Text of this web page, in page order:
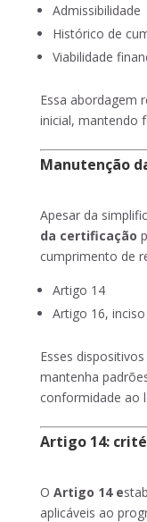
Admissibilidade
Histórico de
Viabilidade
Essa abordagem
inicial, mantendo
Manutenção
Apesar da
da certificação
cumprimento de
Artigo 14
Artigo 16, inciso
Esses
mantenha
conformidade ao
Artigo 14:
O Artigo 14 e
aplicáveis ao